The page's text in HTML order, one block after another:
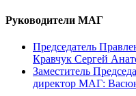
Руководители МАГ
Председатель
Кравчук Сергей
Заместитель
директор МАГ: